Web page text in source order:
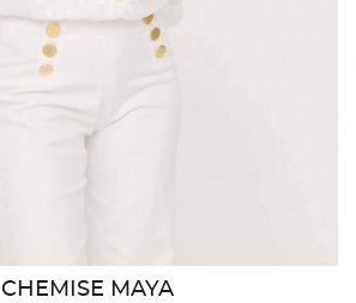
CHEMISE MAYA